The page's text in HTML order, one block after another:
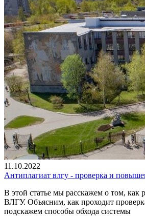
11.10.2022
Антиплагиат влгу - проверка и
В этой статье мы расскажем о том, как
ВЛГУ. Объясним, как проходит
подскажем способы обхода системы